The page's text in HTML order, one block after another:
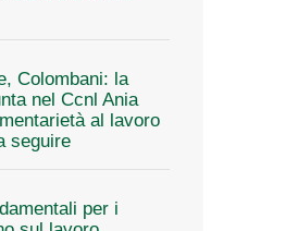
Colombani: la
nel Ccnl Ania
al lavoro
seguire
per i